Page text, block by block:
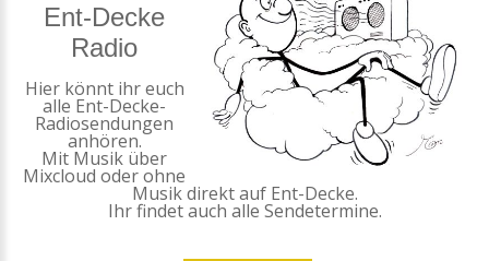
Ent-Decke
Radio
Hier könnt ihr euch
alle Ent-Decke-
Radiosendungen
anhören.
Mit Musik über
Mixcloud oder ohne
Musik direkt auf Ent-Decke.
Ihr findet auch alle Sendetermine.